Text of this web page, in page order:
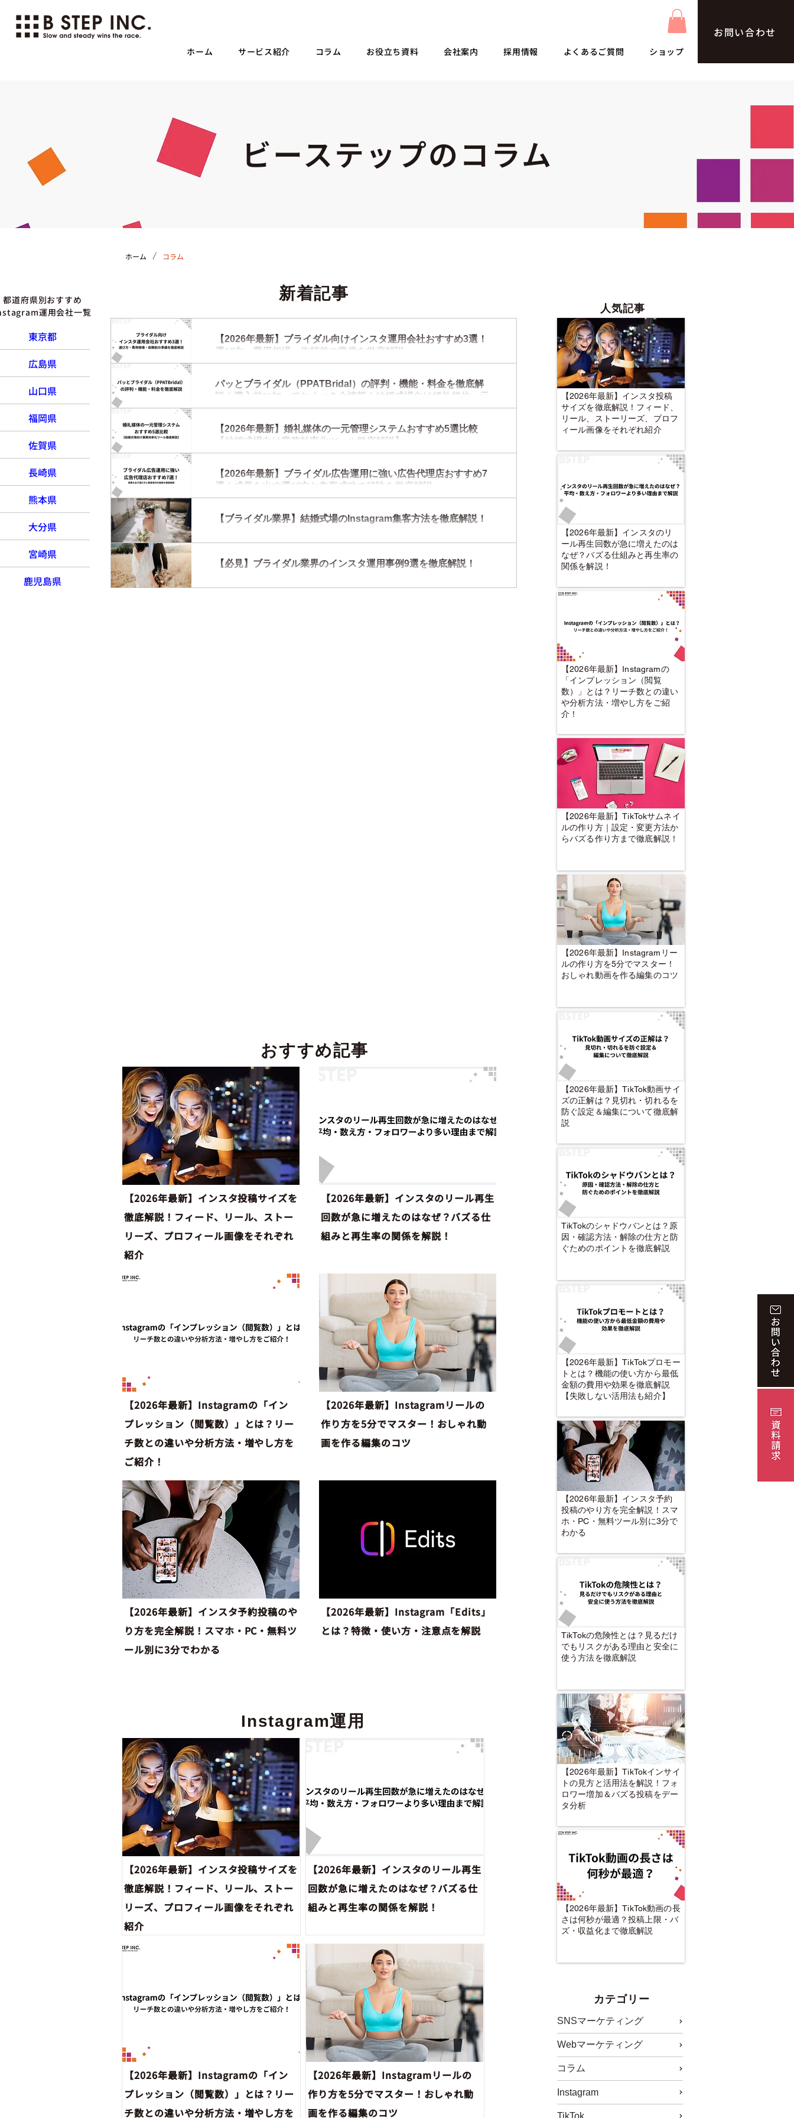
ホーム サービス紹介 コラム お役立ち資料 会社案内 採用情報 よくあるご質問 ショップ
お問い合わせ
ビーステップのコラム
都道府県別おすすめ
運用会社一覧
新着記事
人気記事
東京都
広島県
山口県
福岡県
佐賀県
長崎県
熊本県
大分県
宮崎県
鹿児島県
おすすめ記事
【2026年最新】インスタ投稿サイズを
徹底解説！フィード、リール、ストー
リーズ、プロフィール画像をそれぞれ
紹介
【2026年最新】Instagramの「イン
プレッション（閲覧数）」とは？リー
チ数との違いや分析方法・増やし方を
ご紹介！
【2026年最新】インスタ予約投稿のや
り方を完全解説！スマホ・PC・無料ツ
ール別に3分でわかる
【2026年最新】インスタのリール再生
回数が急に増えたのはなぜ？バズる仕
組みと再生率の関係を解説！
【2026年最新】Instagramリールの
作り方を5分でマスター！おしゃれ動
画を作る編集のコツ
【2026年最新】Instagram「Edits」
とは？特徴・使い方・注意点を解説
Instagram運用
【2026年最新】インスタ投稿サイズを
徹底解説！フィード、リール、ストー
リーズ、プロフィール画像をそれぞれ
紹介
【2026年最新】Instagramの「イン
プレッション（閲覧数）」とは？リー
チ数との違いや分析方法・増やし方を
【2026年最新】インスタのリール再生
回数が急に増えたのはなぜ？バズる仕
組みと再生率の関係を解説！
【2026年最新】Instagramリールの
作り方を5分でマスター！おしゃれ動
画を作る編集のコツ
カテゴリー
SNSマーケティング
Webマーケティング
コラム
Instagram
TikTok
【2026年最新】ブライダル向けインスタ運用会社おすすめ3選！
選び方・費用相場・依頼前の準備を徹底解説
パッとブライダル（PPATBridal）の評判・機能・料金を徹底解
説！導入前に知っておくべき全情報｜結婚式場向け婚礼媒体一元
管理システム
【2026年最新】婚礼媒体の一元管理システムおすすめ5選比較
【結婚式場向け業務効率化ツール徹底解説】
【2026年最新】ブライダル広告運用に強い広告代理店おすすめ7
選！成果を出す選び方と集客成功の秘訣を徹底解説
【ブライダル業界】結婚式場のInstagram集客方法を徹底解説！
【必見】ブライダル業界のインスタ運用事例9選を徹底解説！
ホーム / コラム
【2026年最新】インスタ投稿
サイズを徹底解説！フィード、
リール、ストーリーズ、プロフ
ィール画像をそれぞれ紹介
【2026年最新】インスタのリ
ール再生回数が急に増えたのは
なぜ？バズる仕組みと再生率の
関係を解説！
【2026年最新】Instagramの
「インプレッション（閲覧
数）」とは？リーチ数との違い
や分析方法・増やし方をご紹
介！
【2026年最新】TikTokサムネイ
ルの作り方｜設定・変更方法か
らバズる作り方まで徹底解説！
【2026年最新】Instagramリー
ルの作り方を5分でマスター！
おしゃれ動画を作る編集のコツ
【2026年最新】TikTok動画サイ
ズの正解は？見切れ・切れるを
防ぐ設定＆編集について徹底解
説
TikTokのシャドウバンとは？原
因・確認方法・解除の仕方と防
ぐためのポイントを徹底解説
【2026年最新】TikTokプロモー
トとは？機能の使い方から最低
金額の費用や効果を徹底解説
【失敗しない活用法も紹介】
【2026年最新】インスタ予約
投稿のやり方を完全解説！スマ
ホ・PC・無料ツール別に3分で
わかる
TikTokの危険性とは？見るだけ
でもリスクがある理由と安全に
使う方法を徹底解説
【2026年最新】TikTokインサイ
トの見方と活用法を解説！フォ
ロワー増加＆バズる投稿をデー
タ分析
【2026年最新】TikTok動画の長
さは何秒が最適？投稿上限・バ
ズ・収益化まで徹底解説